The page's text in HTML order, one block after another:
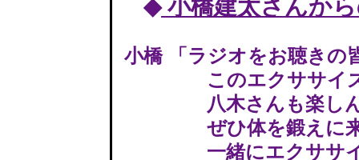
◆小橋建太さんか
小橋 「ラジオをお聴きの
このエクササイズ
八木さんも楽しん
ぜひ体を鍛えに
一緒にエクササイ